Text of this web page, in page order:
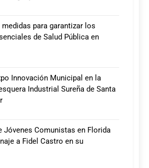
medidas para garantizar los
de Salud Pública en
Innovación Municipal en la
Industrial Sureña de Santa
Jóvenes Comunistas en Florida
a Fidel Castro en su